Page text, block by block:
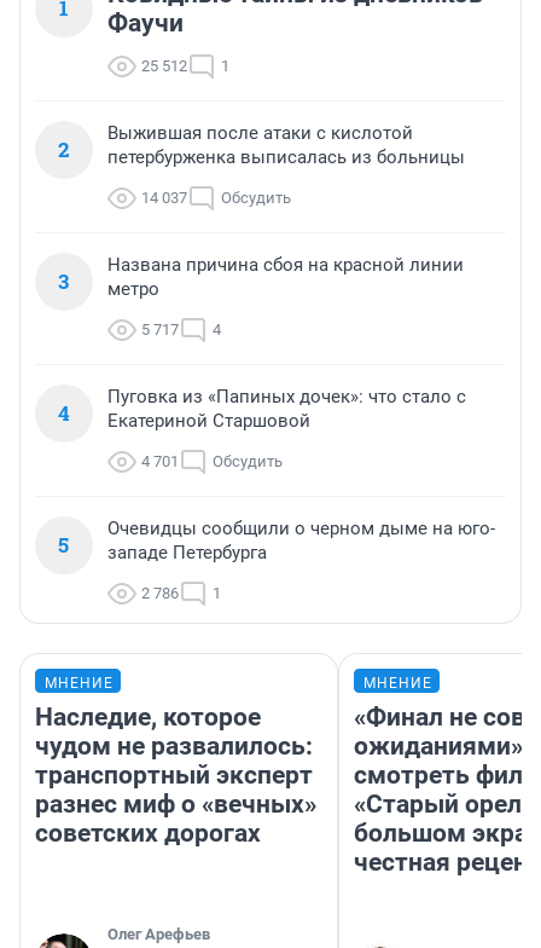
1
Фаучи
25 512 1
2
Выжившая после атаки с кислотой
петербурженка выписалась из больницы
14 037 Обсудить
3
Названа причина сбоя на красной линии
метро
5 717 4
4
Пуговка из «Папиных дочек»: что стало с
Екатериной Старшовой
4 701 Обсудить
5
Очевидцы сообщили о черном дыме на юго-
западе Петербурга
2 786 1
МНЕНИЕ
Наследие, которое
чудом не развалилось:
транспортный эксперт
разнес миф о «вечных»
советских дорогах
Олег Арефьев
МНЕНИЕ
«Финал не
ожиданиями»:
смотреть
«Старый орел»
большом
честная